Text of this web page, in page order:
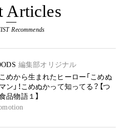
Articles
Recommends
編集部オリジナル
めから生まれたヒーロー「こめぬ
ン」！こめぬかって知ってる？【つ
品物語１】